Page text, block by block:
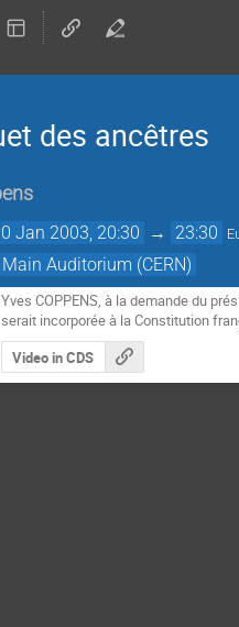
des ancêtres
Jan 2003, 20:30 → 23:30
Auditorium (CERN)
Yves COPPENS, à la demande du
serait incorporée à la Constitution
Video in CDS